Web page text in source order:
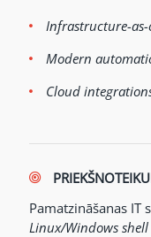
Infrastructure-as-
Modern
Cloud
Pamatzināšanas IT
Linux/Windows